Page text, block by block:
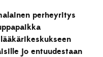
perheyritys
jo entuudestaan